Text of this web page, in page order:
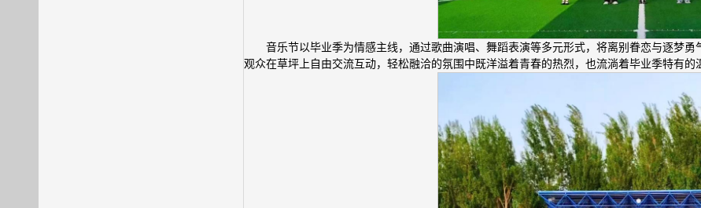
音乐节以毕业季为情感主线，通过歌曲演唱、舞蹈表演等多元形式，将离别眷恋与逐梦
观众在草坪上自由交流互动，轻松融洽的氛围中既洋溢着青春的热烈，也流淌着毕业季特有的